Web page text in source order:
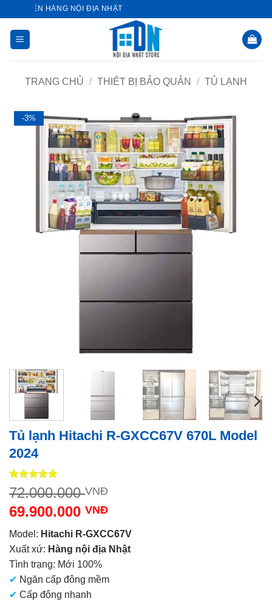
dung
HÀNG NỘI ĐỊA NHẬT
TRANG CHỦ / THIẾT BỊ BẢO QUẢN / TỦ LẠNH
-3%
Tủ lạnh Hitachi R-GXCC67V 670L Model
2024
5trên 5
dựa trên
1
đánh giá
72.000.000VNĐ
72.000.000 VNĐ.
69.900.000 VNĐ
hiện
tại
là:
69.900.000 VNĐ.
Model: Hitachi R-GXCC67V
Xuất xứ: Hàng nội địa Nhật
Tình trạng: Mới 100%
✔ Ngăn cấp đông mềm
✔ Cấp đông nhanh